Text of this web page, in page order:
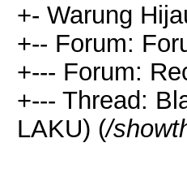
+- Warung
+-- Forum:
+--- Forum:
+--- Thread:
LAKU) (/